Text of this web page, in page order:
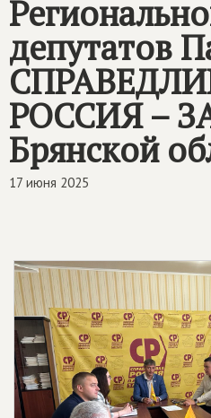
депутатов
РОССИЯ –
Брянской
17 июня 2025